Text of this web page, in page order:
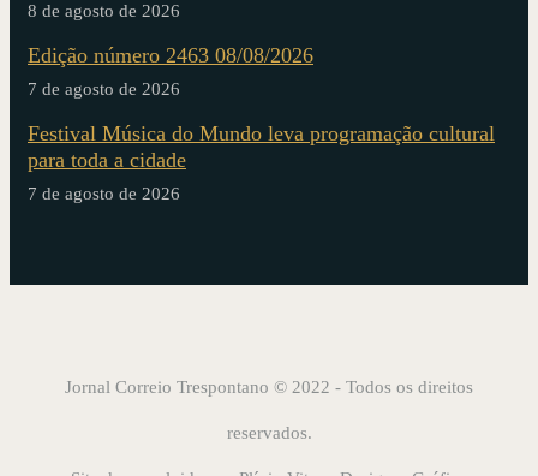
8 de agosto de 2026
Edição número 2463 08/08/2026
7 de agosto de 2026
Festival Música do Mundo leva programação cultural
para toda a cidade
7 de agosto de 2026
Jornal Correio Trespontano © 2022 - Todos os direitos
reservados.